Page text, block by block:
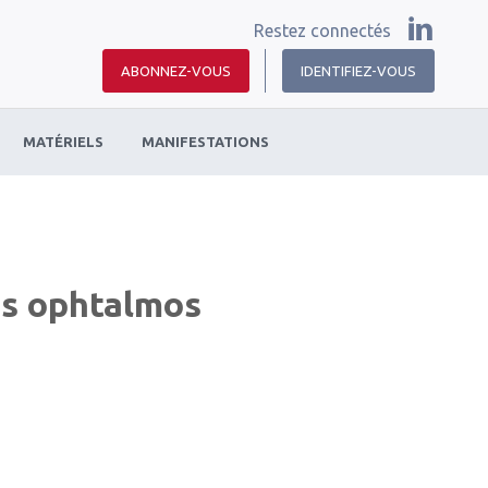
Restez connectés
ABONNEZ-VOUS IDENTIFIEZ-VOUS
MATÉRIELS MANIFESTATIONS
ophtalmos